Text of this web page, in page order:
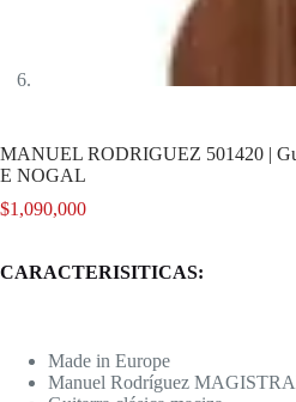
MANUEL RODRIGUEZ 501420 |
E NOGAL
$1,090,000
CARACTERISITICAS:
Made in Europe
Manuel Rodríguez